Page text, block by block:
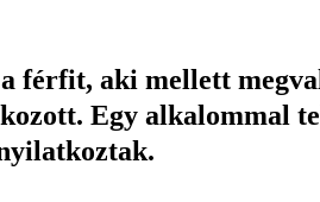
férfit, aki mellett
Egy alkalommal